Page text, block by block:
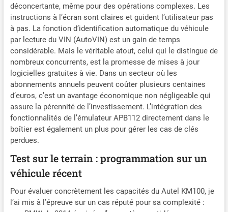
récupérer informations
IMMO véhicule, effectuer
apprentissage clés,
apprentissage
télécommande, ajout
télécommande et autres
fonctions liées à IMMO.
Autel KM100 dispose une
capacité numérisation
licence AutoVIN, identifiant
avec precision données
véhicule avec une seule
touche. 📢Ne prend PAS en
nault. 🏆🏆【Fonctions
Transpondeur
KM100X】Outil
programmation porte-clés
Autel MaxiIM KM100X, en
déconcertante, même pour des opérations complexes. Les
instructions à l’écran sont claires et guident l’utilisateur pas
à pas. La fonction d’identification automatique du véhicule
par lecture du VIN (AutoVIN) est un gain de temps
considérable. Mais le véritable atout, celui qui le distingue de
nombreux concurrents, est la promesse de mises à jour
logicielles gratuites à vie. Dans un secteur où les
abonnements annuels peuvent coûter plusieurs centaines
d’euros, c’est un avantage économique non négligeable qui
assure la pérennité de l’investissement. L’intégration des
fonctionnalités de l’émulateur APB112 directement dans le
boîtier est également un plus pour gérer les cas de clés
perdues.
Test sur le terrain : programmation sur un
véhicule récent
Pour évaluer concrètement les capacités du Autel KM100, je
l’ai mis à l’épreuve sur un cas réputé pour sa complexité :